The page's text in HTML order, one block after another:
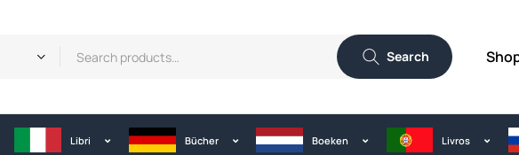
Search
Libri Bücher Boeken Livros